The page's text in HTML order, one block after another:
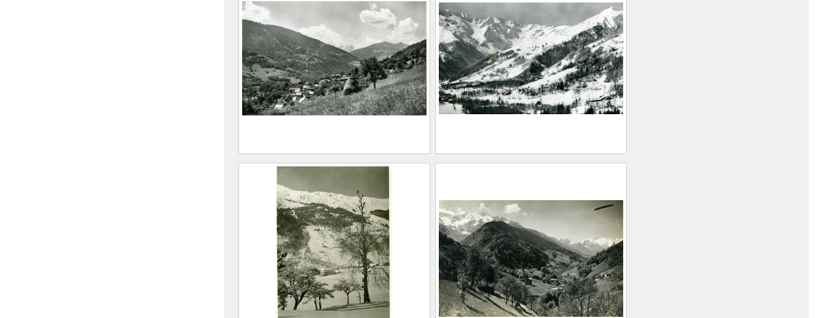
Maison Alpine
Maison Alpine
CE2020.1.457
FEUGIER, Albert Marius
(Saint-Marcellin, 1893 –
Allevard, 1962)
Maison Alpine
CE2020.1.458
Vue du village du Moutaret et
des montagnes d’Allevard
FEUGIER, Albert Marius
(Saint-Marcellin, 1893 –
Allevard, 1962)
Maison Alpine
CE2020.1.463
Vue des pistes de descente du
FEUGIER, Albert Marius
(Saint-Marcellin, 1893 –
Allevard, 1962)
Maison Alpine
CE2020.1.464